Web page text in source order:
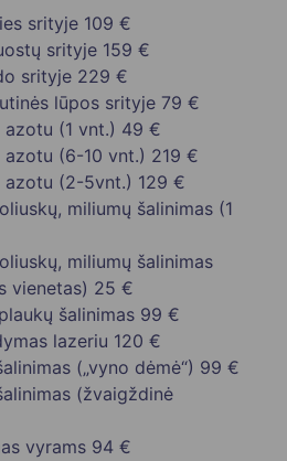
srityje 109 €
srityje 159 €
srityje 229 €
lūpos srityje 79 €
(1 vnt.) 49 €
azotu (6-10 vnt.) 219 €
azotu (2-5vnt.) 129 €
miliumų šalinimas (1
miliumų šalinimas
vienetas) 25 €
šalinimas 99 €
lazeriu 120 €
(„vyno dėmė“) 99 €
(žvaigždinė
vyrams 94 €